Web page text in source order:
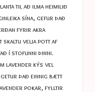
til að ilma heimilið
sína, gefur það
fyrir akra
skaltu velja pott af
í stofunni þinni.
lavender kýs vel
það einnig bætt
pokar, fylltir